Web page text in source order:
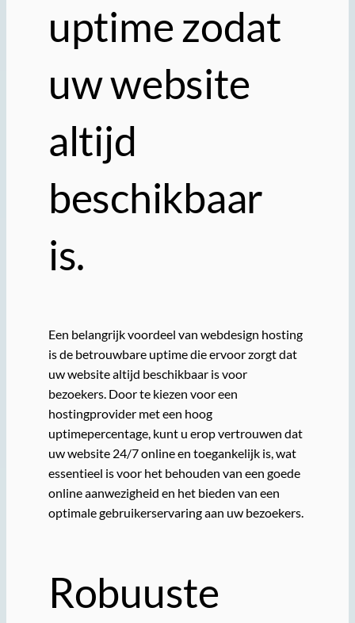
uptime zodat
uw website
altijd
beschikbaar
is.
Een belangrijk voordeel van webdesign hosting
is de betrouwbare uptime die ervoor zorgt dat
uw website altijd beschikbaar is voor
bezoekers. Door te kiezen voor een
hostingprovider met een hoog
uptimepercentage, kunt u erop vertrouwen dat
uw website 24/7 online en toegankelijk is, wat
essentieel is voor het behouden van een goede
online aanwezigheid en het bieden van een
optimale gebruikerservaring aan uw bezoekers.
Robuuste